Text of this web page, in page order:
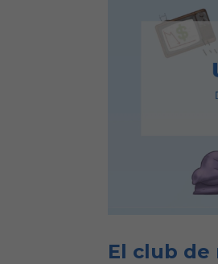
El club